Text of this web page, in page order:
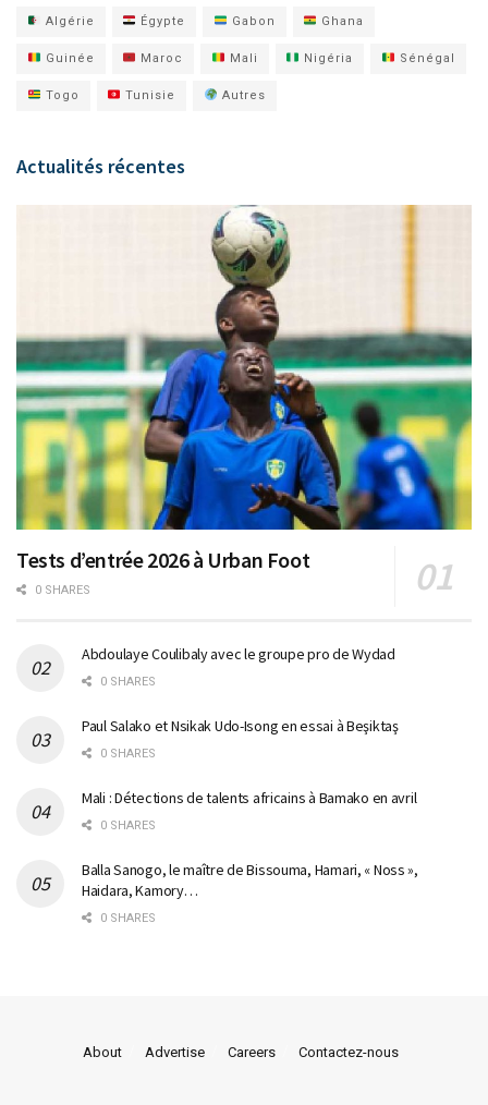
Algérie Égypte Gabon Ghana
Guinée Maroc Mali Nigéria Sénégal
Togo Tunisie Autres
Actualités récentes
Tests d’entrée 2026 à Urban Foot
0 SHARES
Abdoulaye Coulibaly avec le groupe pro de Wydad
0 SHARES
Paul Salako et Nsikak Udo-Isong en essai à Beşiktaş
0 SHARES
Mali : Détections de talents africains à Bamako en avril
0 SHARES
Balla Sanogo, le maître de Bissouma, Hamari, « Noss »,
Haidara, Kamory…
0 SHARES
About Advertise Careers Contactez-nous